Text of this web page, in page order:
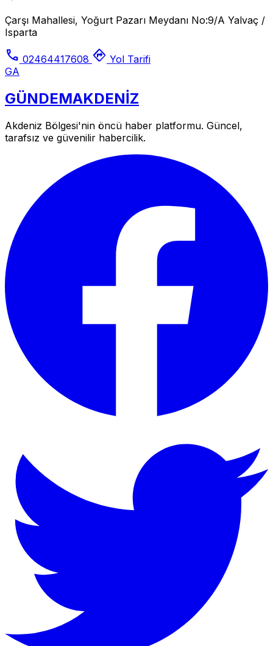
Çarşı Mahallesi, Yoğurt Pazarı Meydanı No:9/A Yalvaç /
Isparta
call 02464417608 directions Yol Tarifi
GA
GÜNDEMAKDENİZ
Akdeniz Bölgesi'nin öncü haber platformu. Güncel,
tarafsız ve güvenilir habercilik.